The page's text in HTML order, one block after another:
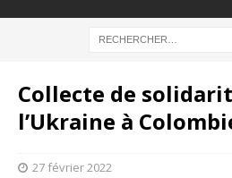
Collecte de
l’Ukraine à
27 février 2022